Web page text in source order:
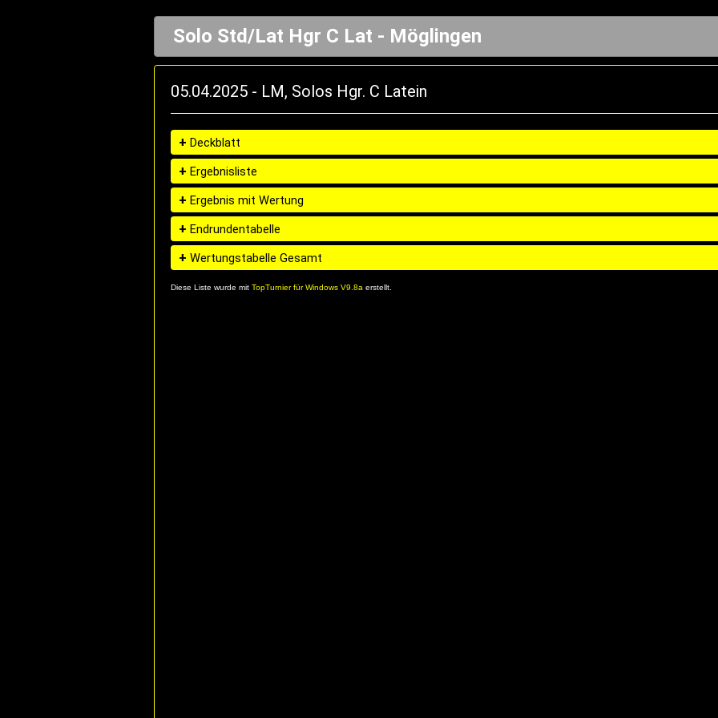
Solo Std/Lat Hgr C Lat - Möglingen
05.04.2025 - LM, Solos Hgr. C Latein
+ Deckblatt
+ Ergebnisliste
+ Ergebnis mit Wertung
+ Endrundentabelle
+ Wertungstabelle Gesamt
Diese Liste wurde mit TopTurnier für Windows V9.8a erstellt.